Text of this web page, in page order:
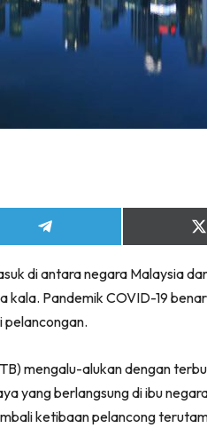
Share
on
di antara negara Malaysia
kala. Pandemik COVID-19
mengalu-alukan dengan
yang berlangsung di ibu
ketibaan pelancong